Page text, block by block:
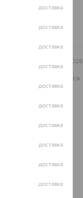
– 2026
Карта сайта
ресурсе применяются
технологии
доставка
доставка
доставка
доставка
доставка
доставка
доставка
доставка
доставка
доставка